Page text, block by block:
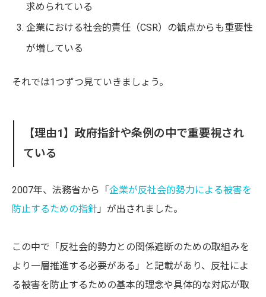
求められている
企業における社会的責任（CSR）の観点からも重要性
が増している
それでは1つずつ見ていきましょう。
【理由1】政府指針や条例の中で重要視され
ている
2007年、法務省から「企業が反社会的勢力による被害を
防止するための指針 」が出されました。
この中で「反社会的勢力との関係遮断のための取組みを
より一層推進する必要がある」と記載があり、反社によ
る被害を防止するための基本的理念や具体的な対応が取